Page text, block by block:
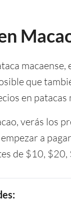
que
en
verás los
a
de $10,